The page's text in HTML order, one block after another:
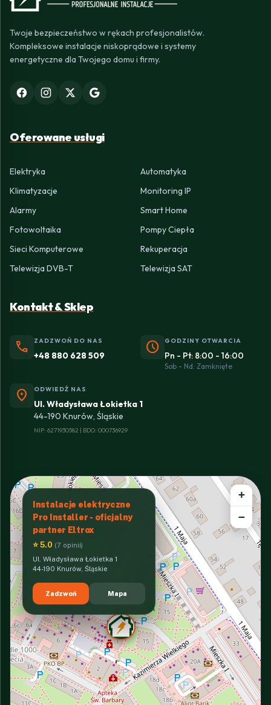
Twoje bezpieczeństwo w rękach profesjonalistów.
Kompleksowe instalacje niskoprądowe i systemy
energetyczne dla Twojego domu i firmy.
Oferowane usługi
Elektryka
Automatyka
Klimatyzacje
Monitoring IP
Alarmy
Smart Home
Fotowoltaika
Pompy Ciepła
Sieci Komputerowe
Rekuperacja
Telewizja DVB-T
Telewizja SAT
Kontakt & Sklep
phone ZADZWOŃ DO NAS
+48 880 628 509 schedule GODZINY OTWARCIA
Pn - Pt: 8:00 - 16:00
Sob - Nd: Zamknięte
location_on ODWIEDŹ NAS
Ul. Władysława Łokietka 1
44-190 Knurów, Śląskie
NIP: 6271930582 | BDO: 000736929
Instalacje elektryczne
Pro Installer - oficjalny
partner Eltrox
⭐ 5.0 (7 opinii)
Ul. Władysława Łokietka 1
44-190 Knurów, Śląskie
Zadzwoń Mapa
+
−